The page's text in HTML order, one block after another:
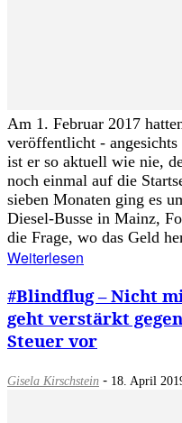
Am 1. Februar 2017
veröffentlicht -
ist er so aktuell wie nie,
noch einmal auf die
sieben Monaten ging es
Diesel-Busse in Mainz,
die Frage, wo das Geld
Weiterlesen
#Blindflug – Nicht
geht verstärkt
Steuer vor
Gisela Kirschstein - 18. April